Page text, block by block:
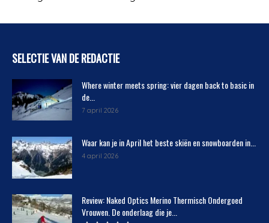
SELECTIE VAN DE REDACTIE
Where winter meets spring: vier dagen back to basic in
de...
7 april 2026
Waar kan je in April het beste skiën en snowboarden in...
4 april 2026
Review: Naked Optics Merino Thermisch Ondergoed
Vrouwen. De onderlaag die je...